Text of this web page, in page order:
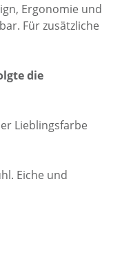
Ergonomie und
Für zusätzliche
die
Lieblings­farbe
Eiche und